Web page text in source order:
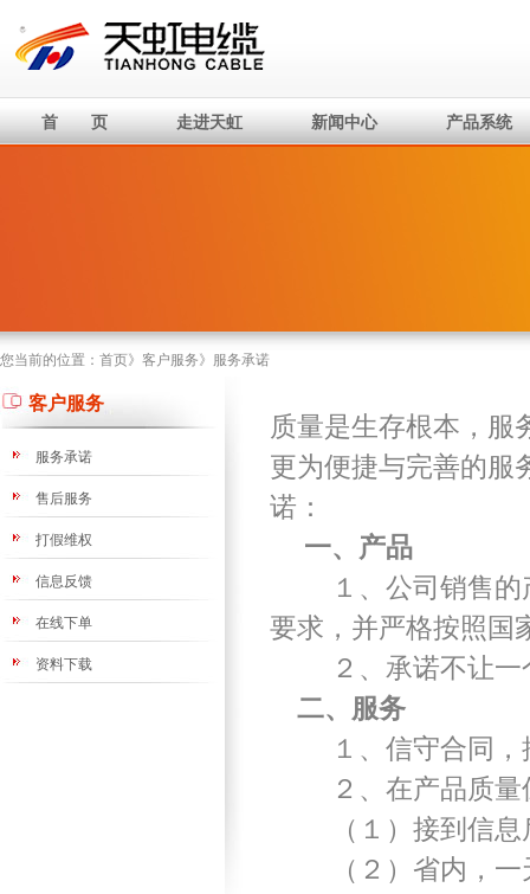
首 页 走进天虹 新闻中心 产品系统
您当前的位置： 首页》 客户服务》 服务承诺
客户服务
服务承诺
售后服务
打假维权
信息反馈
在线下单
资料下载
质量是生存根本，服
更为便捷与完善的服
诺：
一、产品
１、公司销售的产
要求，并严格按照国
２、承诺不让一
二、服务
１、信守合同，
２、在产品质量保
（１）接到信息
（２）省内，一天